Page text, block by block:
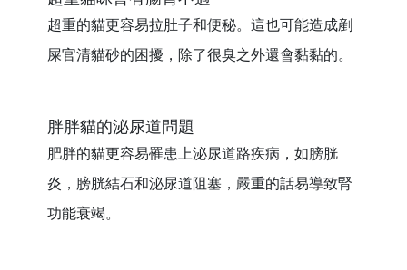
超重的貓更容易拉肚子和便秘。這也可能造成剷
屎官清貓砂的困擾，除了很臭之外還會黏黏的。
胖胖貓的泌尿道問題
肥胖的貓更容易罹患上泌尿道路疾病，如膀胱
炎，膀胱結石和泌尿道阻塞，嚴重的話易導致腎
功能衰竭。